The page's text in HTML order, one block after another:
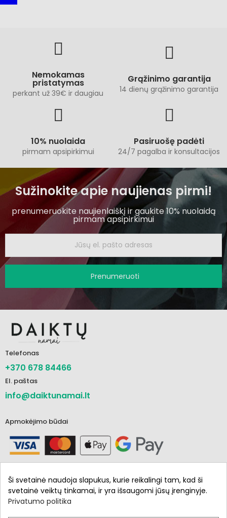
Nemokamas
pristatymas
perkant už 39€ ir daugiau
Grąžinimo garantija
14 dienų grąžinimo garantija
10% nuolaida
pirmam apsipirkimui
Pasiruošę padėti
24/7 pagalba ir konsultacijos
Sužinokite apie naujienas pirmi!
prenumeruokite naujienlaiškį ir gaukite 10% nuolaidą
pirmam apsipirkimui
Prenumeruoti
Telefonas
+370 678 84466
El. paštas
info@daiktunamai.lt
Apmokėjimo būdai
Informacija
Ši svetainė naudoja slapukus, kurie reikalingi tam, kad ši
svetainė veiktų tinkamai, ir yra išsaugomi jūsų įrenginyje.
Privatumo politika